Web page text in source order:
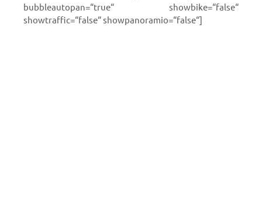
bubbleautopan=“true“ showbike=“false“
showtraffic=“false“ showpanoramio=“false“]